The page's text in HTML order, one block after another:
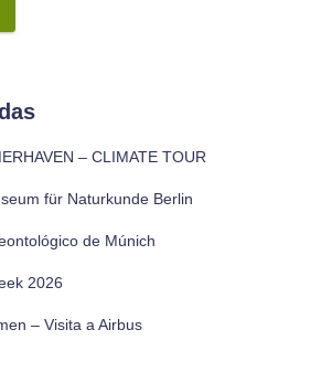
– CLIMATE TOUR
für Naturkunde Berlin
de Múnich
2026
– Visita a Airbus